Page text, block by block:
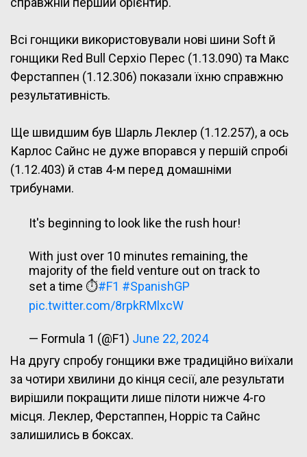
Всі гонщики використовували нові шини Soft й
гонщики Red Bull Серхіо Перес (1.13.090) та Макс
Ферстаппен (1.12.306) показали їхню справжню
результативність.
Ще швидшим був Шарль Леклер (1.12.257), а ось
Карлос Сайнс не дуже впорався у першій спробі
(1.12.403) й став 4-м перед домашніми
трибунами.
It's beginning to look like the rush hour!
With just over 10 minutes remaining, the
majority of the field venture out on track to
set a time ⏱️#F1 #SpanishGP
pic.twitter.com/8rpkRMlxcW
— Formula 1 (@F1) June 22, 2024
На другу спробу гонщики вже традиційно виїхали
за чотири хвилини до кінця сесії, але результати
вирішили покращити лише пілоти нижче 4-го
місця. Леклер, Ферстаппен, Норріс та Сайнс
залишились в боксах.